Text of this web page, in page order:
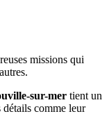
missions qui
sur-mer tient un
détails comme leur